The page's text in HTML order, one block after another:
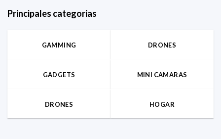
Principales categorias
GAMMING DRONES
GADGETS MINI CAMARAS
DRONES HOGAR